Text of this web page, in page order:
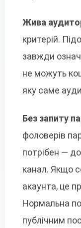
Жива
критерій.
завжди
не можуть
яку саме
Без запиту
фоловерів
потрібен —
канал. Якщо
акаунта, це
Нормальна
публічним